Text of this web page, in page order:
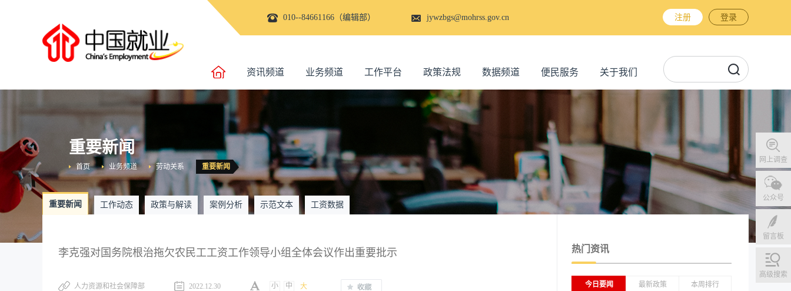
010--84661166（编辑部） jywzbgs@mohrss.gov.cn 注册 登录
资讯频道 业务频道 工作平台 政策法规 数据频道 便民服务 关于我们
网上调查
公众号
留言板
高级搜索
重要新闻
重要新闻
劳动关系
业务频道
首页
重要新闻 工作动态 政策与解读 案例分析 示范文本 工资数据
李克强对国务院根治拖欠农民工工资工作领导小组全体会议作出重要批示
人力资源和社会保障部 2022.12.30 小 中 大
热门资讯
今日要闻 最新政策 本周排行